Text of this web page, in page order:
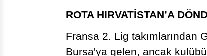
ROTA HIRVATİSTAN’A
Fransa 2. Lig takımlarından
Bursa'ya gelen, ancak